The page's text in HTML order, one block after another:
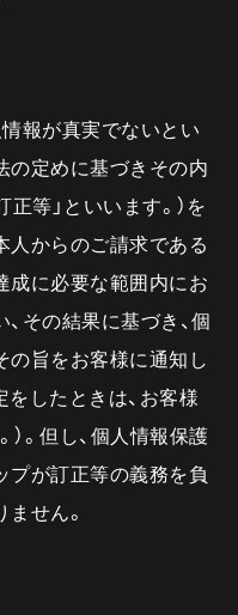
情報が真実でないとい
の定めに基づきその内
正等」といいます。）を
人からのご請求である
成に必要な範囲内にお
その結果に基づき、個
の旨をお客様に通知し
をしたときは、お客様
。但し、個人情報保護
プが訂正等の義務を負
せん。